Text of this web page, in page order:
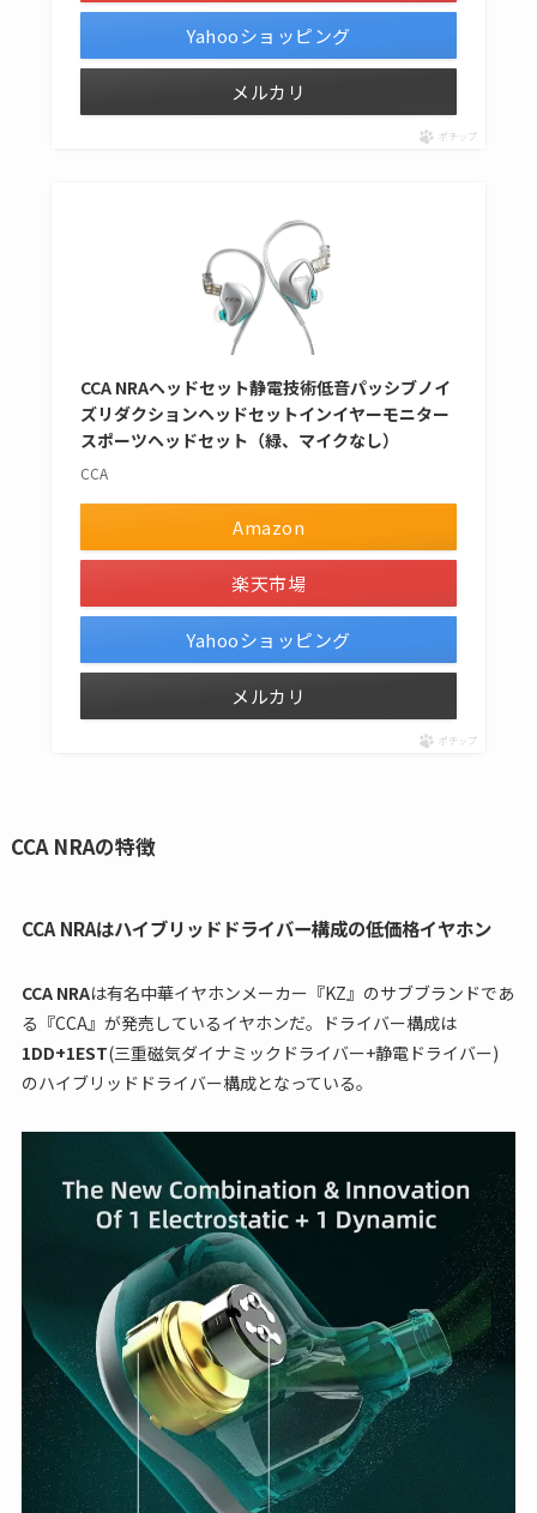
Yahooショッピング
メルカリ
ポチップ
CCA NRAヘッドセット静電技術低音パッシブノイ
ズリダクションヘッドセットインイヤーモニター
スポーツヘッドセット（緑、マイクなし）
CCA
Amazon
楽天市場
Yahooショッピング
メルカリ
ポチップ
CCA NRAの特徴
CCA NRAはハイブリッドドライバー構成の低価格イヤホン
CCA NRAは有名中華イヤホンメーカー『KZ』のサブブランドであ
る『CCA』が発売しているイヤホンだ。ドライバー構成は
1DD+1EST(三重磁気ダイナミックドライバー+静電ドライバー)
のハイブリッドドライバー構成となっている。